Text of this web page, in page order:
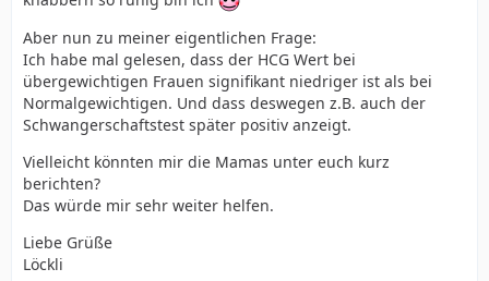
Aber nun zu meiner eigentlichen Frage:
Ich habe mal gelesen, dass der HCG Wert bei
übergewichtigen Frauen signifikant niedriger ist als bei
Normalgewichtigen. Und dass deswegen z.B. auch der
Schwangerschaftstest später positiv anzeigt.
Vielleicht könnten mir die Mamas unter euch kurz
berichten?
Das würde mir sehr weiter helfen.
Liebe Grüße
Löckli